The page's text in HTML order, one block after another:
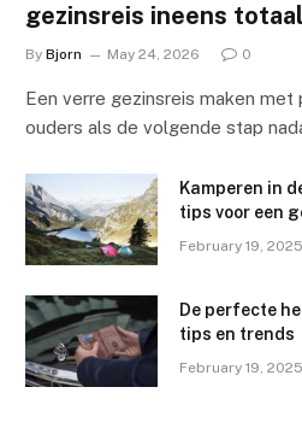
gezinsreis ineens
By Bjorn May 24, 2026 0
Een verre gezinsreis maken
ouders als de volgende stap
Kamperen in
tips voor een
February 19, 2025
De perfecte
tips en trends
February 19, 2025